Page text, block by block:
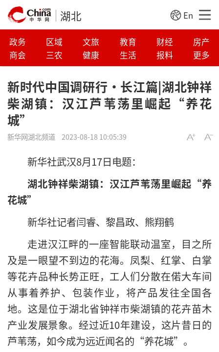
湖北 En
政务 区域 文旅 教育 财经
房产
商会
三农 健康 生活 报料 更多
新时代中国调研行·长江篇|湖北钟祥
柴湖镇：汉江芦苇荡里崛起“养花
城”
新华网湖北频道 2023-08-18 10:05:39
新华社武汉8月17日电题：
湖北钟祥柴湖镇：汉江芦苇荡里崛起“养
花城”
新华社记者闫睿、黎昌政、熊翔鹤
走进汉江畔的一座智能联动温室，目之所
及是一眼望不到边的花海。凤梨、红掌、白掌
等花卉品种长势正旺，工人们分散在偌大车间
从事着养护、包装作业，将产品发往全国各
地。这是位于湖北省钟祥市柴湖镇的花卉苗木
产业发展景象。经过近10年建设，这片昔日的
芦苇荡，如今成为远近闻名的“养花城”。